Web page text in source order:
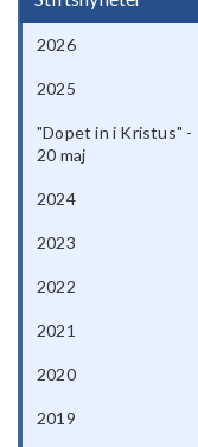
2026
2025
"Dopet in i Kristus" -
20 maj
2024
2023
2022
2021
2020
2019